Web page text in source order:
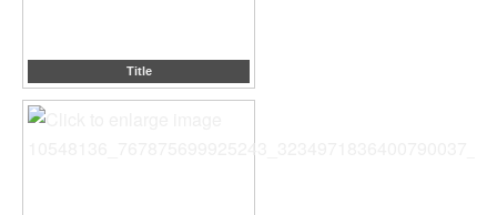
Title